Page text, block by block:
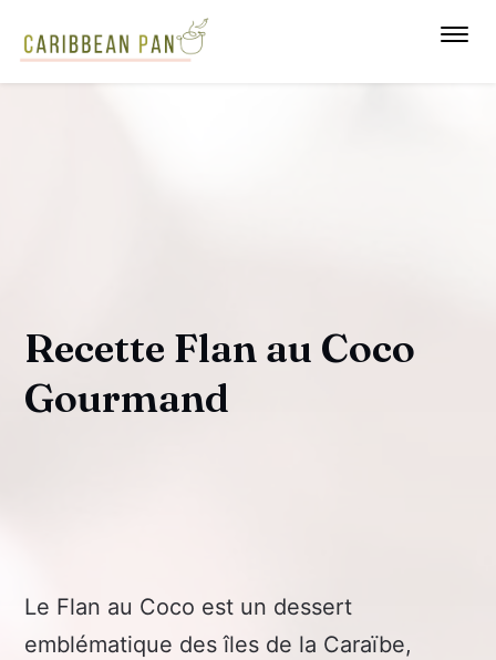
Recette Flan au Coco
Gourmand
Le Flan au Coco est un dessert
emblématique des îles de la Caraïbe,